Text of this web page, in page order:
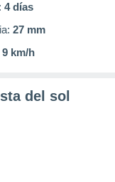
4días
27 mm
9 km/h
del sol